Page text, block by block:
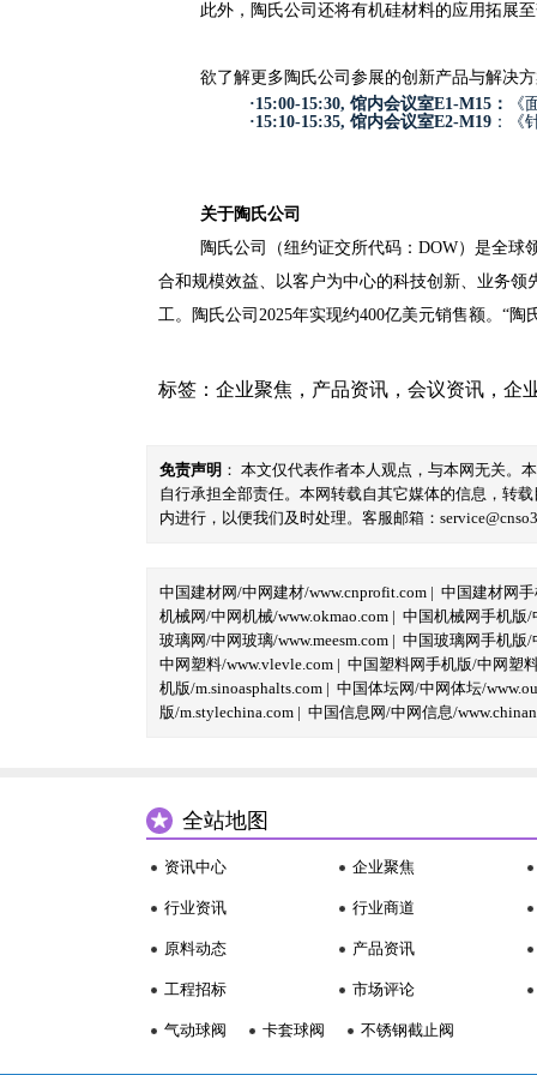
此外，陶氏公司还将有机硅材料的应用拓展
欲了解更多陶氏公司参展的创新产品与解决
·15:00-15:30, 馆内会议室E1-M15：
《
·15:10-15:35, 馆内会议室E2-M19 ：《
关于陶氏公司
陶氏公司（纽约证交所代码：DOW）是全
合和规模效益、以客户为中心的科技创新、业务
工。陶氏公司2025年实现约400亿美元销售额。“
标签： 企业聚焦 ， 产品资讯 ， 会议资讯 ， 企
免责声明 ： 本文仅代表作者本人观点，与本网无关。
自行承担全部责任。本网转载自其它媒体的信息，转
内进行，以便我们及时处理。客服邮箱：
中国建材网/中网建材/www.cnprofit.com | 中国建材网
机械网/中网机械/www.okmao.com | 中国机械网手机版/
玻璃网/中网玻璃/www.meesm.com | 中国玻璃网手机版/
中网塑料/www.vlevle.com | 中国塑料网手机版/中网塑
机版/m.sinoasphalts.com | 中国体坛网/中网体坛/
版/m.stylechina.com | 中国信息网/中网信息/
全站地图
资讯中心
行业资讯
原料动态
工程招标
企业聚焦
行业商道
产品资讯
市场评论
气动球阀 卡套球阀 不锈钢截止阀